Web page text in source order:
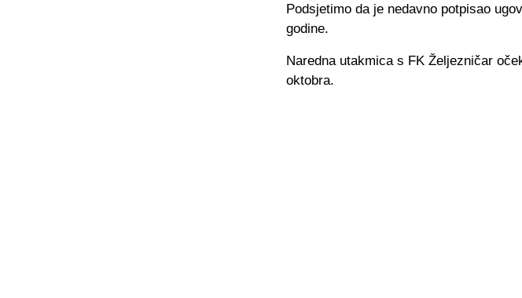
Podsjetimo da je nedavno potpisao
godine.
Naredna utakmica s FK Željezničar
oktobra.